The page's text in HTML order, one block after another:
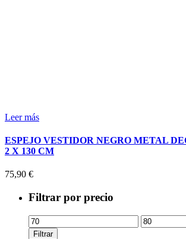
Leer más
ESPEJO VESTIDOR NEGRO METAL
2 X 130 CM
75,90 €
Filtrar por precio
Precio
mínimo
Precio
máximo
Filtrar